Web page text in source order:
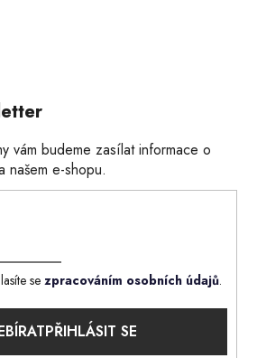
vám budeme zasílat informace o
našem e-shopu.
se zpracováním osobních údajů.
PŘIHLÁSIT SE